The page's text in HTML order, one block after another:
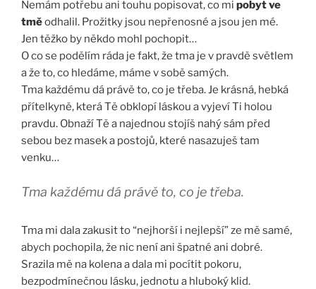
Nemám potřebu ani touhu popisovat, co mi pobyt ve
tměodhalil. Prožitky jsou nepřenosné a jsou jen mé.
Jen těžko by někdo mohl pochopit…
O co se podělím ráda je fakt, že tma je v pravdě světlem
a že to, co hledáme, máme v sobě samých.
Tma každému dá právě to, co je třeba. Je krásná, hebká
přítelkyně, která Tě obklopí láskou a vyjeví Ti holou
pravdu. Obnaží Tě a najednou stojíš nahý sám před
sebou bez masek a postojů, které nasazuješ tam
venku…
Tma každému dá právě to, co je třeba.
Tma mi dala zakusit to “nejhorší i nejlepší” ze mě samé,
abych pochopila, že nic není ani špatné ani dobré.
Srazila mě na kolena a dala mi pocítit pokoru,
bezpodmínečnou lásku, jednotu a hluboký klid.